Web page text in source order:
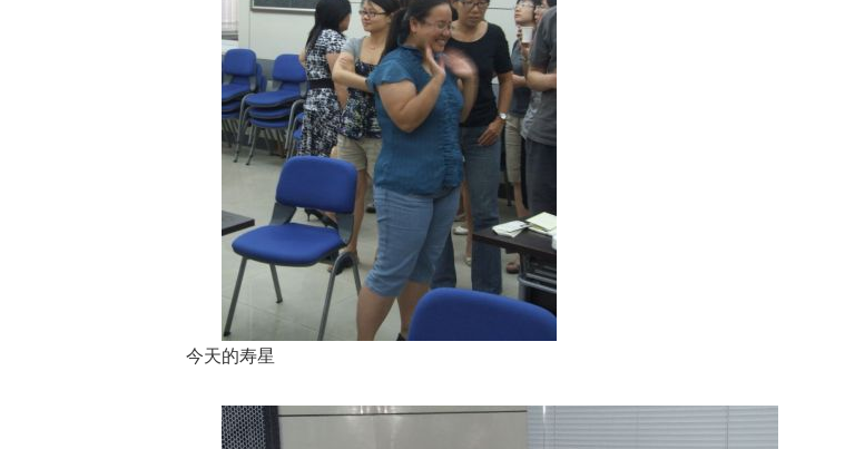
今天的寿星